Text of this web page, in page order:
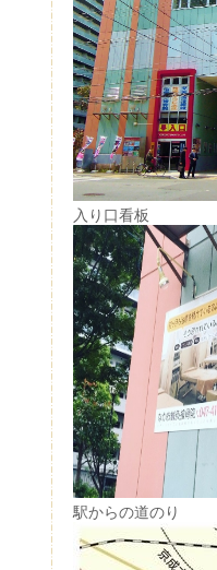
入り口看板
駅からの道のり